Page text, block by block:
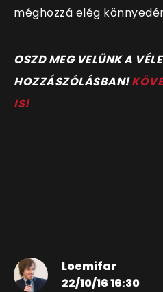
méghozzá elég
OSZD MEG VELÜNK A
HOZZÁSZÓLÁSBAN!
IS!
Loemifar
22/10/16 16:30